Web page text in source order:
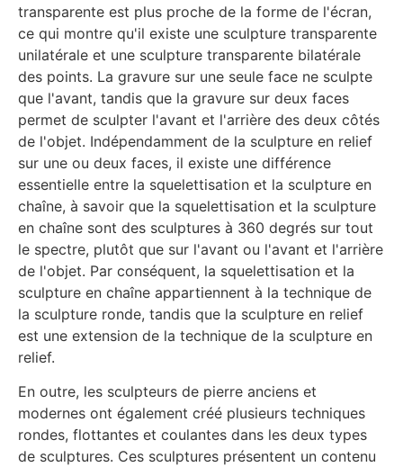
transparente est plus proche de la forme de l'écran,
ce qui montre qu'il existe une sculpture transparente
unilatérale et une sculpture transparente bilatérale
des points. La gravure sur une seule face ne sculpte
que l'avant, tandis que la gravure sur deux faces
permet de sculpter l'avant et l'arrière des deux côtés
de l'objet. Indépendamment de la sculpture en relief
sur une ou deux faces, il existe une différence
essentielle entre la squelettisation et la sculpture en
chaîne, à savoir que la squelettisation et la sculpture
en chaîne sont des sculptures à 360 degrés sur tout
le spectre, plutôt que sur l'avant ou l'avant et l'arrière
de l'objet. Par conséquent, la squelettisation et la
sculpture en chaîne appartiennent à la technique de
la sculpture ronde, tandis que la sculpture en relief
est une extension de la technique de la sculpture en
relief.
En outre, les sculpteurs de pierre anciens et
modernes ont également créé plusieurs techniques
rondes, flottantes et coulantes dans les deux types
de sculptures. Ces sculptures présentent un contenu